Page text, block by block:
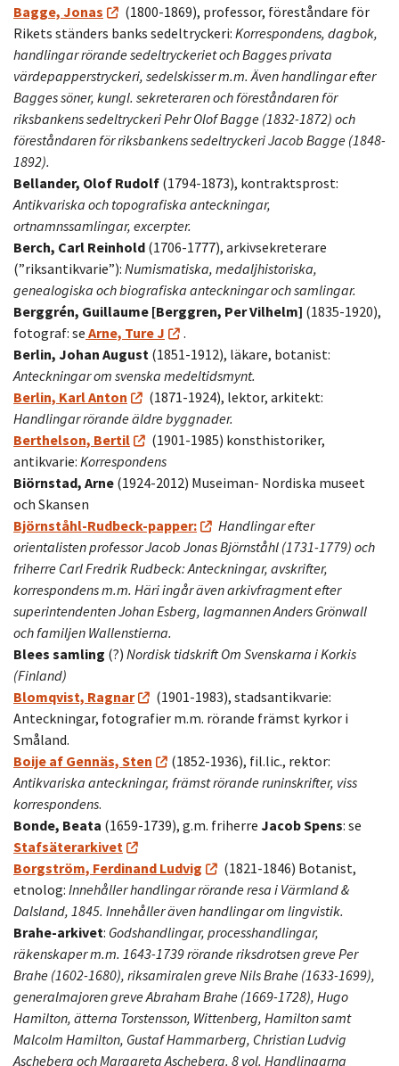
Bagge, Jonas
(1800-1869), professor, föreståndare för
Rikets ständers banks sedeltryckeri: Korrespondens, dagbok,
handlingar rörande sedeltryckeriet och Bagges privata
värdepapperstryckeri, sedelskisser m.m. Även handlingar efter
Bagges söner, kungl. sekreteraren och föreståndaren för
riksbankens sedeltryckeri Pehr Olof Bagge (1832-1872) och
föreståndaren för riksbankens sedeltryckeri Jacob Bagge (1848-
1892).
Bellander, Olof Rudolf (1794-1873), kontraktsprost:
Antikvariska och topografiska anteckningar,
ortnamnssamlingar, excerpter.
Berch, Carl Reinhold (1706-1777), arkivsekreterare
(”riksantikvarie”): Numismatiska, medaljhistoriska,
genealogiska och biografiska anteckningar och samlingar.
Berggrén, Guillaume [Berggren, Per Vilhelm] (1835-1920),
fotograf: se Arne, Ture J
.
Berlin, Johan August (1851-1912), läkare, botanist:
Anteckningar om svenska medeltidsmynt.
Berlin, Karl Anton
(1871-1924), lektor, arkitekt:
Handlingar rörande äldre byggnader.
Berthelson, Bertil
(1901-1985) konsthistoriker,
antikvarie: Korrespondens
Biörnstad, Arne (1924-2012) Museiman- Nordiska museet
och Skansen
Björnståhl-Rudbeck-papper:
Handlingar efter
orientalisten professor Jacob Jonas Björnståhl (1731-1779) och
friherre Carl Fredrik Rudbeck: Anteckningar, avskrifter,
korrespondens m.m. Häri ingår även arkivfragment efter
superintendenten Johan Esberg, lagmannen Anders Grönwall
och familjen Wallenstierna.
Blees samling (?) Nordisk tidskrift Om Svenskarna i Korkis
(Finland)
Blomqvist, Ragnar
(1901-1983), stadsantikvarie:
Anteckningar, fotografier m.m. rörande främst kyrkor i
Småland.
Boije af Gennäs, Sten
(1852-1936), fil.lic., rektor:
Antikvariska anteckningar, främst rörande runinskrifter, viss
korrespondens.
Bonde, Beata (1659-1739), g.m. friherre Jacob Spens: se
Stafsäterarkivet
Borgström, Ferdinand Ludvig
(1821-1846) Botanist,
etnolog: Innehåller handlingar rörande resa i Värmland &
Dalsland, 1845. Innehåller även handlingar om lingvistik.
Brahe-arkivet: Godshandlingar, processhandlingar,
räkenskaper m.m. 1643-1739 rörande riksdrotsen greve Per
Brahe (1602-1680), riksamiralen greve Nils Brahe (1633-1699),
generalmajoren greve Abraham Brahe (1669-1728), Hugo
Hamilton, ätterna Torstensson, Wittenberg, Hamilton samt
Malcolm Hamilton, Gustaf Hammarberg, Christian Ludvig
Ascheberg och Margareta Ascheberg. 8 vol. Handlingarna